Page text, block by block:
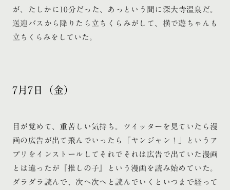
が、たしかに10分だった、あっという間に深大寺温泉だ。
送迎バスから降りたら立ちくらみがして、横で遊ちゃんも
立ちくらみをしていた。
7月7日（金）
目が覚めて、重苦しい気持ち。ツイッターを見ていたら漫
画の広告が出て飛んでいったら「ヤンジャン！」というア
プリをインストールしてそれでそれは広告で出ていた漫画
とは違ったが『推しの子』という漫画を読み始めていた。
ダラダラ読んで、次へ次へと読んでいくといつまで経って